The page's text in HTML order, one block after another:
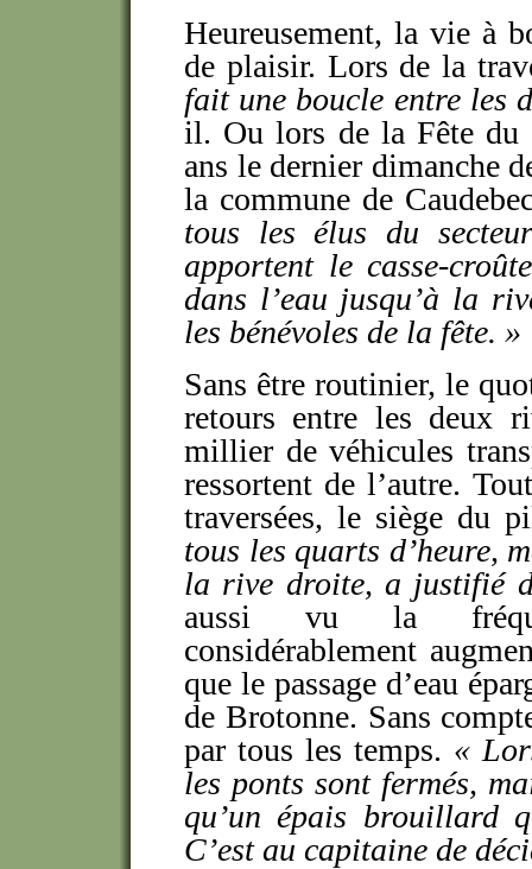
Heureusement, la vie à
de plaisir. Lors de la
fait une boucle entre les
il. Ou lors de la Fête du
ans le dernier dimanche
la commune de
tous les élus du
apportent le casse-
dans l’eau jusqu’à la
les bénévoles de la fête. »
Sans être routinier, le
retours entre les deux
millier de véhicules
ressortent de l’autre.
traversées, le siège du
tous les quarts d’heure,
la rive droite, a justifié
aussi vu la
considérablement
que le passage d’eau
de Brotonne. Sans
par tous les temps. «
les ponts sont fermés,
qu’un épais brouillard
C’est au capitaine de